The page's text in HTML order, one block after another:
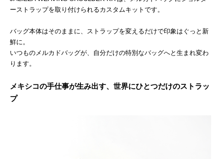
ーストラップを取り付けられるカスタムキットです。
バッグ本体はそのままに、ストラップを変えるだけで印象はぐっと新
鮮に。
いつものメルカドバッグが、自分だけの特別なバッグへと生まれ変わ
ります。
メキシコの手仕事が生み出す、世界にひとつだけのストラッ
プ